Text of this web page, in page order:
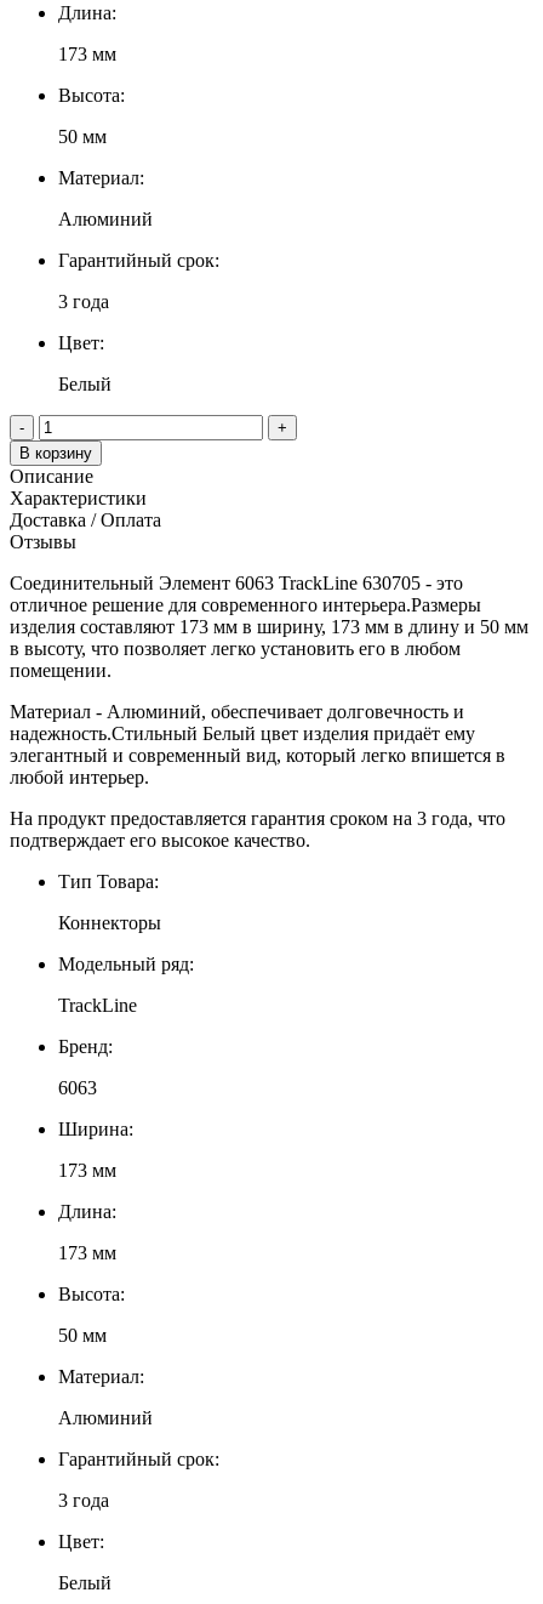
Длина:
173 мм
Высота:
50 мм
Материал:
Алюминий
Гарантийный срок:
3 года
Цвет:
Белый
-
+
В корзину
Описание
Характеристики
Доставка / Оплата
Отзывы
Соединительный Элемент 6063 TrackLine 630705 - это
отличное решение для современного интерьера.Размеры
изделия составляют 173 мм в ширину, 173 мм в длину и 50 мм
в высоту, что позволяет легко установить его в любом
помещении.
Материал - Алюминий, обеспечивает долговечность и
надежность.Стильный Белый цвет изделия придаёт ему
элегантный и современный вид, который легко впишется в
любой интерьер.
На продукт предоставляется гарантия сроком на 3 года, что
подтверждает его высокое качество.
Тип Товара:
Коннекторы
Модельный ряд:
TrackLine
Бренд:
6063
Ширина:
173 мм
Длина:
173 мм
Высота:
50 мм
Материал:
Алюминий
Гарантийный срок:
3 года
Цвет:
Белый